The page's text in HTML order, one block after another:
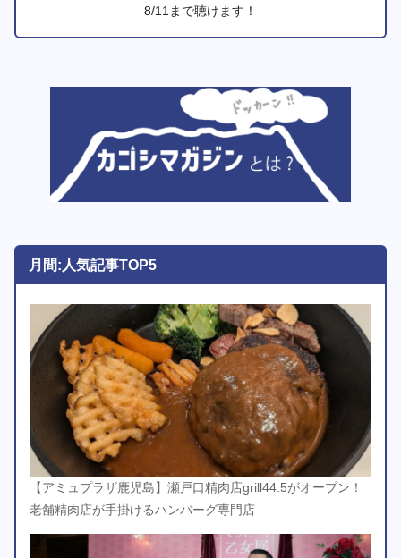
8/11まで聴けます！
月間:人気記事TOP5
【アミュプラザ鹿児島】瀬戸口精肉店grill44.5がオープン！
老舗精肉店が手掛けるハンバーグ専門店